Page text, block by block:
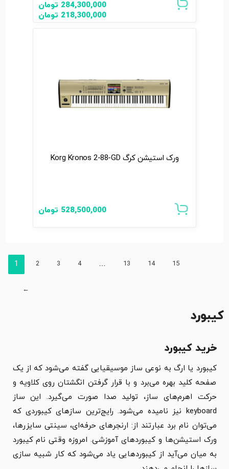
284,300,000 تومان
218,300,000 تومان
ورک استیشن کرگ Korg Kronos 2-88-GD
528,500,000 تومان
1 2 3 4 … 13 14 15
←
کیبورد
خرید کیبورد
کیبورد یا ارگ به نوعی ساز موسیقیایی گفته می‌شود که از یک
صفحه کلید بهره می‌برد و با قرار گرفتن انگشتان روی کلاویه و
حرکت اهرم‌های ساز، تولید صدا صورت می‌گیرد. این ساز
keyboard نیز نامیده می‌شود. رایج‌ترین سازهای کیبوردی که
می‌توان نام برد عبارتند از: ارنجرهای حرفه‌ای، سینتی سایزرها،
ورک استیشن‌ها و کیبوردهای آموزشی. امروزه وقتی نام کیبورد
به میان می‌آید از کیبوردهایی یاد می‌شود که کار شبیه سازی